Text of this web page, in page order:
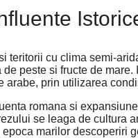
teritorii cu clima semi-
peste si fructe de
prin utilizarea
romana si
se leaga de cultura
marilor descoperiri